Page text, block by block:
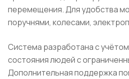
перемещения. Для удобства
поручнями, колесами,
Система разработана с
состояния людей с
Дополнительная поддержка